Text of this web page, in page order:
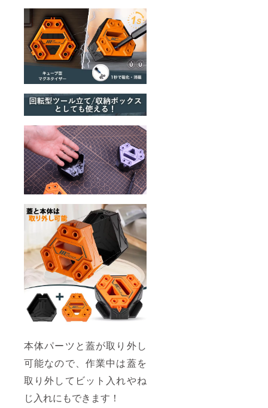
本体パーツと蓋が取り外し
可能なので、作業中は蓋を
取り外してビット入れやね
じ入れにもできます！